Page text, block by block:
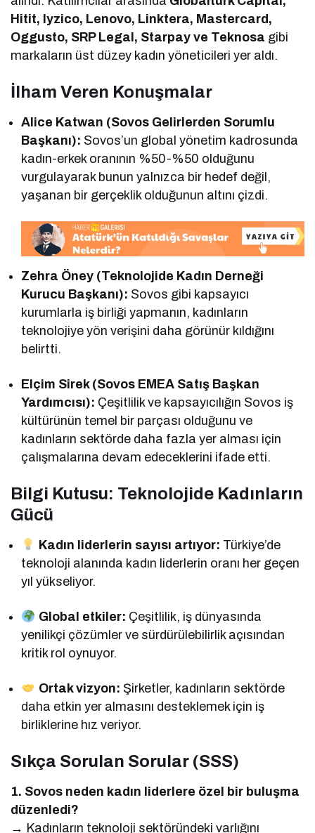
Hitit, Iyzico, Lenovo, Linktera, Mastercard,
Oggusto, SRP Legal, Starpay ve Teknosa gibi
markaların üst düzey kadın yöneticileri yer aldı.
İlham Veren Konuşmalar
Alice Katwan (Sovos Gelirlerden Sorumlu
Başkanı): Sovos’un global yönetim kadrosunda
kadın-erkek oranının %50-%50 olduğunu
vurgulayarak bunun yalnızca bir hedef değil,
yaşanan bir gerçeklik olduğunun altını çizdi.
Zehra Öney (Teknolojide Kadın Derneği
Kurucu Başkanı): Sovos gibi kapsayıcı
kurumlarla iş birliği yapmanın, kadınların
teknolojiye yön verişini daha görünür kıldığını
belirtti.
Elçim Sirek (Sovos EMEA Satış Başkan
Yardımcısı): Çeşitlilik ve kapsayıcılığın Sovos iş
kültürünün temel bir parçası olduğunu ve
kadınların sektörde daha fazla yer alması için
çalışmalarına devam edeceklerini ifade etti.
Bilgi Kutusu: Teknolojide Kadınların
Gücü
Kadın liderlerin sayısı artıyor: Türkiye’de
teknoloji alanında kadın liderlerin oranı her geçen
yıl yükseliyor.
Global etkiler: Çeşitlilik, iş dünyasında
yenilikçi çözümler ve sürdürülebilirlik açısından
kritik rol oynuyor.
Ortak vizyon: Şirketler, kadınların sektörde
daha etkin yer almasını desteklemek için iş
birliklerine hız veriyor.
Sıkça Sorulan Sorular (SSS)
1. Sovos neden kadın liderlere özel bir buluşma
düzenledi?
→ Kadınların teknoloji sektöründeki varlığını